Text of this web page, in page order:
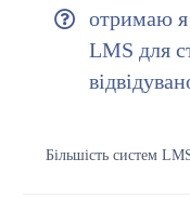
отримаю я
LMS для
Більшість систем